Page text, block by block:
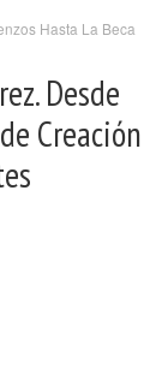
Hasta La Beca
Desde
Creación